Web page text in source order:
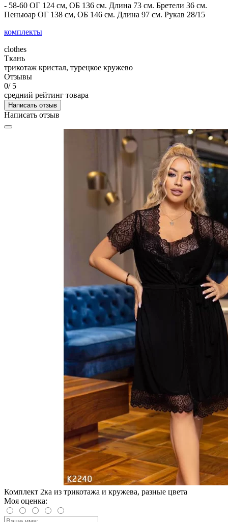
- 58-60 ОГ 124 см, ОБ 136 см. Длина 73 см. Бретели 36 см.
Пеньюар ОГ 138 см, ОБ 146 см. Длина 97 см. Рукав 28/15
комплекты
clothes
Ткань
трикотаж кристал, турецкое кружево
Отзывы
0/ 5
средний рейтинг товара
Написать отзыв
Написать отзыв
Комплект 2ка из трикотажа и кружева, разные цвета
Моя оценка: